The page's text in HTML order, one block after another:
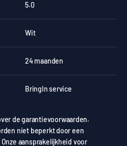
5.0
Wit
24 maanden
BringIn service
de garantievoorwaarden.
niet beperkt door een
aansprakelijkheid voor